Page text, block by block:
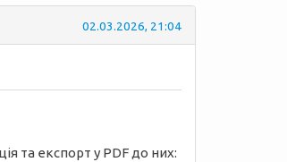
02.03.2026, 21:04
та експорт у PDF до них: